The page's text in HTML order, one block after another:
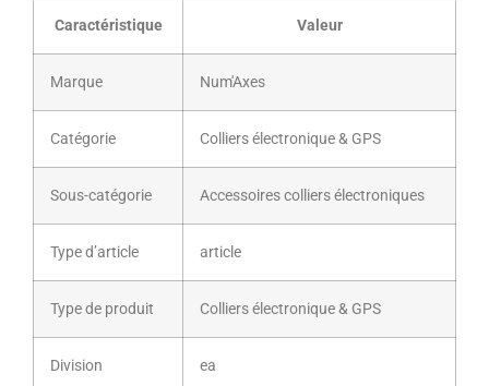
Caractéristique Valeur
Marque Num'Axes
Catégorie Colliers électronique & GPS
Sous-catégorie Accessoires colliers électroniques
Type d’article article
Type de produit Colliers électronique & GPS
Division ea